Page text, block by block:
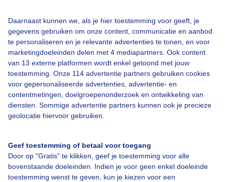
Daarnaast kunnen we, als je hier toestemming voor geeft, je
gegevens gebruiken om onze content, communicatie en aanbod
te personaliseren en je relevante advertenties te tonen, en voor
marketingdoeleinden delen met 4 mediapartners. Ook content
van 13 externe platformen wordt enkel getoond met jouw
toestemming. Onze 114 advertentie partners gebruiken cookies
voor gepersonaliseerde advertenties, advertentie- en
contentmetingen, doelgroepenonderzoek en ontwikkeling van
diensten. Sommige advertentie partners kunnen ook je precieze
geolocatie hiervoor gebruiken.
Geef toestemming of betaal voor toegang
Door op "Gratis" te klikken, geef je toestemming voor alle
bovenstaande doeleinden. Indien je voor geen enkel doeleinde
toestemming wenst te geven, kun je kiezen voor een
Over Buienradar
Bedrijfsgegevens
Contact
Toegankelijkheid